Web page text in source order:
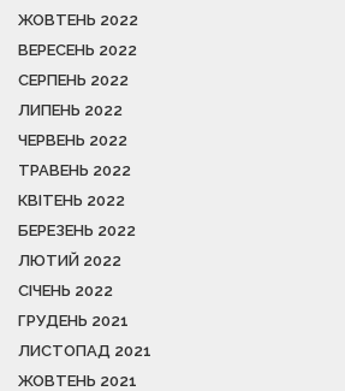
ЖОВТЕНЬ 2022
ВЕРЕСЕНЬ 2022
СЕРПЕНЬ 2022
ЛИПЕНЬ 2022
ЧЕРВЕНЬ 2022
ТРАВЕНЬ 2022
КВІТЕНЬ 2022
БЕРЕЗЕНЬ 2022
ЛЮТИЙ 2022
СІЧЕНЬ 2022
ГРУДЕНЬ 2021
ЛИСТОПАД 2021
ЖОВТЕНЬ 2021